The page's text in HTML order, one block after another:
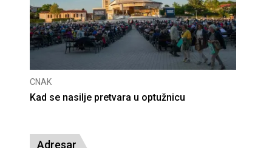
CNAK
Kad se nasilje pretvara u optužnicu
Adresar